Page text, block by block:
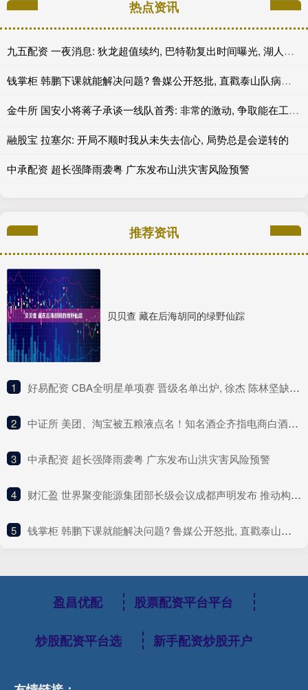
热点资讯
九五配资 一夜消息: 狄龙超值续约, 巴特勒复出时间曝光, 湖人旧将重返联盟
钱掌柜 韩鹏下课就能解决问题? 鲁媒公开怒批, 直戳泰山队病根, 这可咋整
金牛所 国安小将蒋子承谈一线队首秀: 非常的激动, 争取能在工体出场
融股宝 拉塞尔: 开局不顺时我从未失去信心, 局势总是会逆转的
中承配资 超长强降雨袭粤 广东发布山洪灾害风险预警
推荐资讯
贝贝查 藏在后海胡同的绿野仙踪
1 ​好易配资 CBA全明星单项赛 晋级名单出炉, 徐杰 陈林坚缺席决赛让人意外!
2 ​中证所 美团、淘宝被五粮液点名！知名酒企齐指电商白酒“货源复杂”
3 ​中承配资 超长强降雨袭粤 广东发布山洪灾害风险预警
4 ​财汇盈 世界聚变能源集团部长级会议成都声明发布 推动构建聚变能源领域国际合作新范式
5 ​钱掌柜 韩鹏下课就能解决问题? 鲁媒公开怒批, 直戳泰山队病根, 这可咋整
盈昌优配 股票配资平台平台
炒股配资平台选 新手配资炒股开户